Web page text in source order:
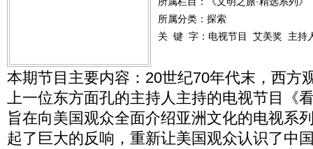
所属分类：探索
关 键 字： 电视节目 艾美奖 主持
本期节目主要内容：20世纪70年代末，西方
上一位东方面孔的主持人主持的电视节目《
旨在向美国观众全面介绍亚洲文化的电视系
起了巨大的反响，重新让美国观众认识了中